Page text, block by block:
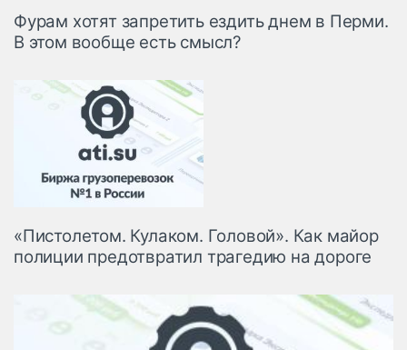
Фурам хотят запретить ездить днем в Перми.
В этом вообще есть смысл?
«Пистолетом. Кулаком. Головой». Как майор
полиции предотвратил трагедию на дороге